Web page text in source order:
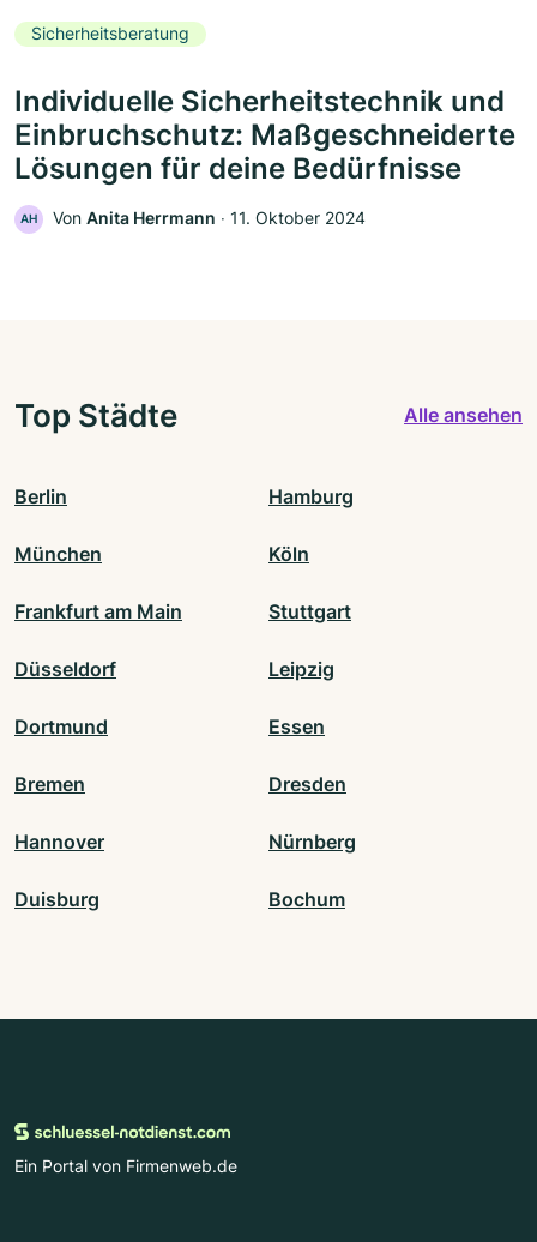
Sicherheitsberatung
Individuelle Sicherheitstechnik und
Einbruchschutz: Maßgeschneiderte
Lösungen für deine Bedürfnisse
AH Von Anita Herrmann ‧ 11. Oktober 2024
Top Städte Alle ansehen
Berlin Hamburg
München Köln
Frankfurt am Main Stuttgart
Düsseldorf Leipzig
Dortmund Essen
Bremen Dresden
Hannover Nürnberg
Duisburg Bochum
Ein Portal von Firmenweb.de